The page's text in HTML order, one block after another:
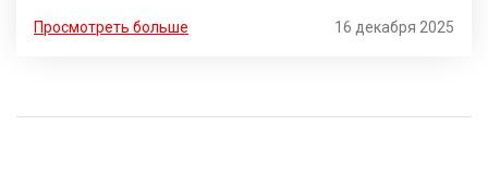
Просмотреть больше 16 декабря 2025